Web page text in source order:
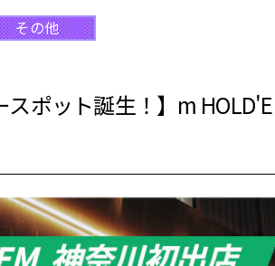
その他
スポット誕生！】m